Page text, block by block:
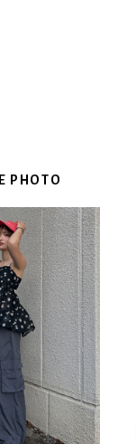
PHOTO